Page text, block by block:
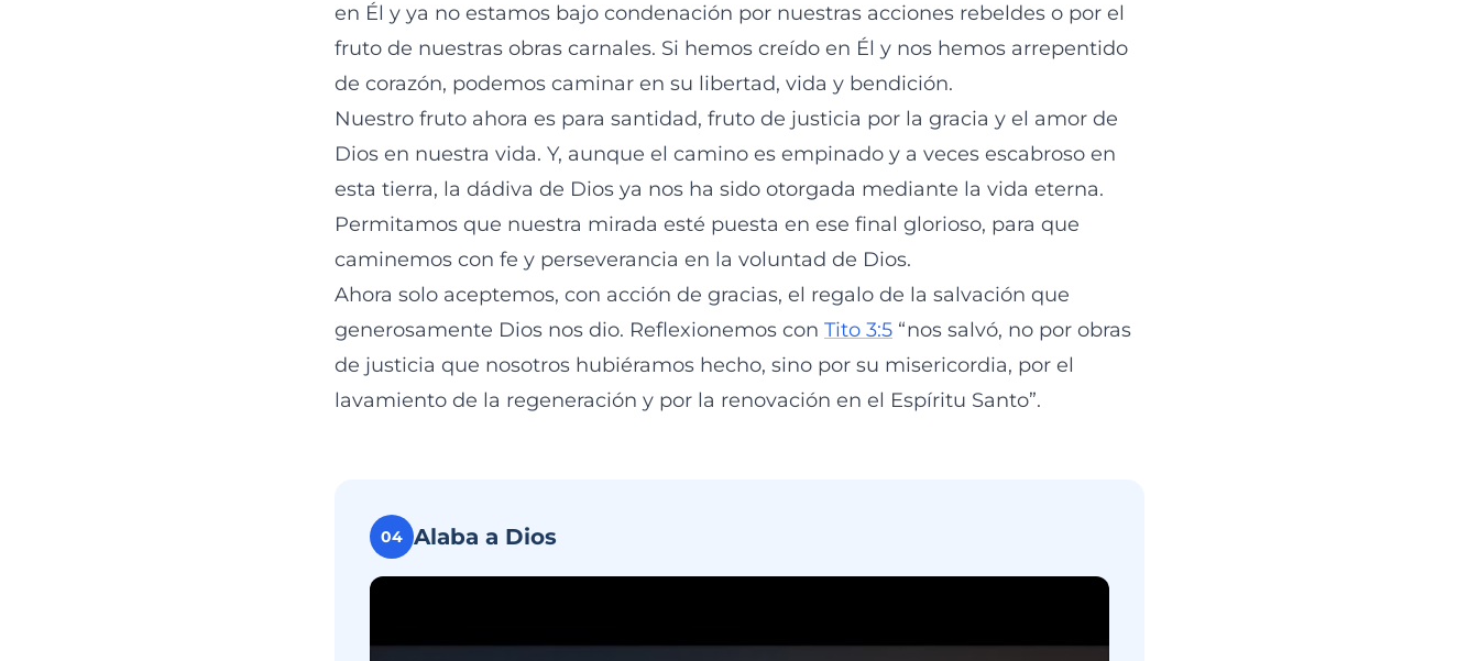
en Él y ya no estamos bajo condenación por nuestras acciones rebeldes o por el
fruto de nuestras obras carnales. Si hemos creído en Él y nos hemos arrepentido
de corazón, podemos caminar en su libertad, vida y bendición.
Nuestro fruto ahora es para santidad, fruto de justicia por la gracia y el amor de
Dios en nuestra vida. Y, aunque el camino es empinado y a veces escabroso en
esta tierra, la dádiva de Dios ya nos ha sido otorgada mediante la vida eterna.
Permitamos que nuestra mirada esté puesta en ese final glorioso, para que
caminemos con fe y perseverancia en la voluntad de Dios.
Ahora solo aceptemos, con acción de gracias, el regalo de la salvación que
generosamente Dios nos dio. Reflexionemos con Tito 3:5 “nos salvó, no por obras
de justicia que nosotros hubiéramos hecho, sino por su misericordia, por el
lavamiento de la regeneración y por la renovación en el Espíritu Santo”.
04 Alaba a Dios